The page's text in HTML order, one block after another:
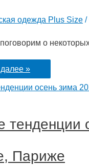
одежда Plus Size /
о
»
тенденции
Париже